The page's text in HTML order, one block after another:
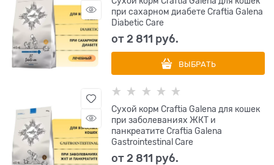
при сахарном диабете Craftia Galena
Diabetic Сare
от2 811 руб.
ВЫБРАТЬ
Сухой корм Craftia Galena для кошек
при заболеваниях ЖКТ и
панкреатите Craftia Galena
Gastrointestinal Сare
от2 811 руб.